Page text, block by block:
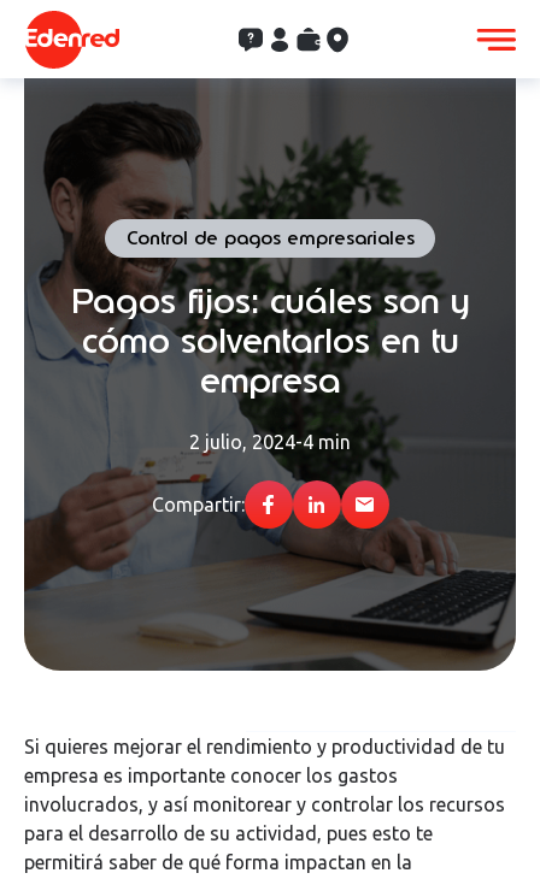
Contacto
Clientes
SaldoAceptación
Control de pagos empresariales
Pagos fijos: cuáles son y
cómo solventarlos en tu
empresa
2 julio, 2024-4 min
Compartir:
Si quieres mejorar el rendimiento y productividad de tu
empresa es importante conocer los gastos
involucrados, y así monitorear y controlar los recursos
para el desarrollo de su actividad, pues esto te
permitirá saber de qué forma impactan en la